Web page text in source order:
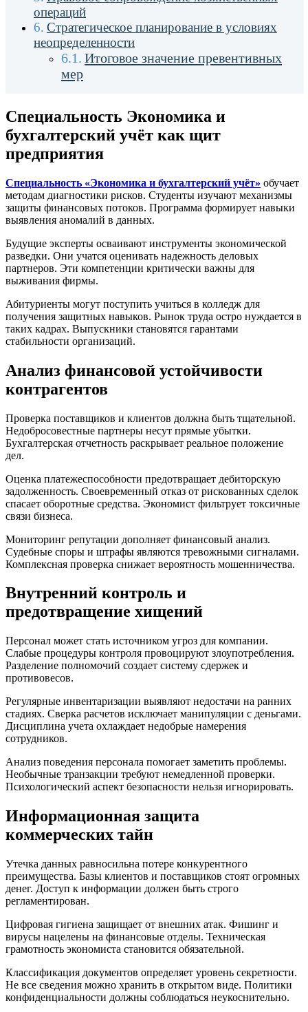
операций
Стратегическое планирование в условиях
неопределенности
Итоговое значение превентивных
мер
Специальность Экономика и
бухгалтерский учёт как щит
предприятия
Специальность «Экономика и бухгалтерский учёт» обучает
методам диагностики рисков. Студенты изучают механизмы
защиты финансовых потоков. Программа формирует навыки
выявления аномалий в данных.
Будущие эксперты осваивают инструменты экономической
разведки. Они учатся оценивать надежность деловых
партнеров. Эти компетенции критически важны для
выживания фирмы.
Абитуриенты могут поступить учиться в колледж для
получения защитных навыков. Рынок труда остро нуждается в
таких кадрах. Выпускники становятся гарантами
стабильности организаций.
Анализ финансовой устойчивости
контрагентов
Проверка поставщиков и клиентов должна быть тщательной.
Недобросовестные партнеры несут прямые убытки.
Бухгалтерская отчетность раскрывает реальное положение
дел.
Оценка платежеспособности предотвращает дебиторскую
задолженность. Своевременный отказ от рискованных сделок
спасает оборотные средства. Экономист фильтрует токсичные
связи бизнеса.
Мониторинг репутации дополняет финансовый анализ.
Судебные споры и штрафы являются тревожными сигналами.
Комплексная проверка снижает вероятность мошенничества.
Внутренний контроль и
предотвращение хищений
Персонал может стать источником угроз для компании.
Слабые процедуры контроля провоцируют злоупотребления.
Разделение полномочий создает систему сдержек и
противовесов.
Регулярные инвентаризации выявляют недостачи на ранних
стадиях. Сверка расчетов исключает манипуляции с деньгами.
Дисциплина учета охлаждает недобрые намерения
сотрудников.
Анализ поведения персонала помогает заметить проблемы.
Необычные транзакции требуют немедленной проверки.
Психологический аспект безопасности нельзя игнорировать.
Информационная защита
коммерческих тайн
Утечка данных равносильна потере конкурентного
преимущества. Базы клиентов и поставщиков стоят огромных
денег. Доступ к информации должен быть строго
регламентирован.
Цифровая гигиена защищает от внешних атак. Фишинг и
вирусы нацелены на финансовые отделы. Техническая
грамотность экономиста становится обязательной.
Классификация документов определяет уровень секретности.
Не все сведения можно хранить в открытом виде. Политики
конфиденциальности должны соблюдаться неукоснительно.